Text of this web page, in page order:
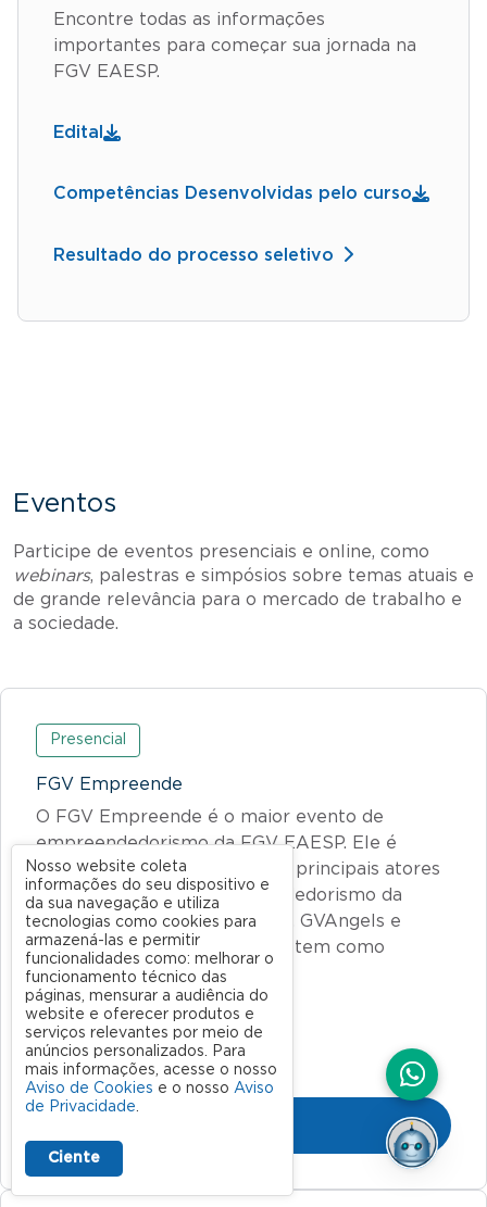
Encontre todas as informações
importantes para começar sua jornada na
FGV EAESP.
Edital
Competências Desenvolvidas pelo curso
Resultado do processo seletivo
Eventos
Participe de eventos presenciais e online, como
webinars, palestras e simpósios sobre temas atuais e
de grande relevância para o mercado de trabalho e
a sociedade.
Presencial
FGV Empreende
O FGV Empreende é o maior evento de
empreendedorismo da FGV EAESP. Ele é
produzido em conjunto pelos principais atores
do ecossistema de empreendedorismo da
Escola: FGV Ventures, LEFGV, GVAngels e
Alumni FGV EAESP.O evento tem como
objetivos…
02/09/2026
08:30 às 17:30
Nosso website coleta
informações do seu dispositivo e
da sua navegação e utiliza
tecnologias como cookies para
armazená-las e permitir
funcionalidades como: melhorar o
funcionamento técnico das
páginas, mensurar a audiência do
website e oferecer produtos e
serviços relevantes por meio de
anúncios personalizados. Para
mais informações, acesse o nosso
Aviso de Cookies e o nosso Aviso
de Privacidade.
Ciente